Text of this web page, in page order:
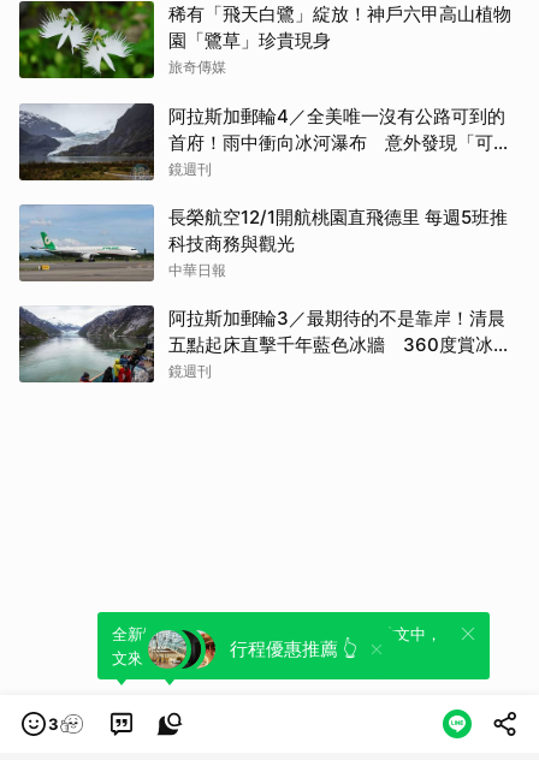
稀有「飛天白鷺」綻放！神戶六甲高山植物
園「鷺草」珍貴現身
旅奇傳媒
阿拉斯加郵輪4／全美唯一沒有公路可到的
首府！雨中衝向冰河瀑布 意外發現「可講
價」的質感紀念品
鏡週刊
長榮航空12/1開航桃園直飛德里 每週5班推
科技商務與觀光
中華日報
阿拉斯加郵輪3／最期待的不是靠岸！清晨
五點起床直擊千年藍色冰牆 360度賞冰川
太療癒
鏡週刊
行程優惠推薦 👆
3
全新體驗！一鍵引用此內容，透過發布貼
文來輕鬆表達個人立場。
可以轉發或引用此內容至自己的貼文中，
來發表您的評論或觀點。